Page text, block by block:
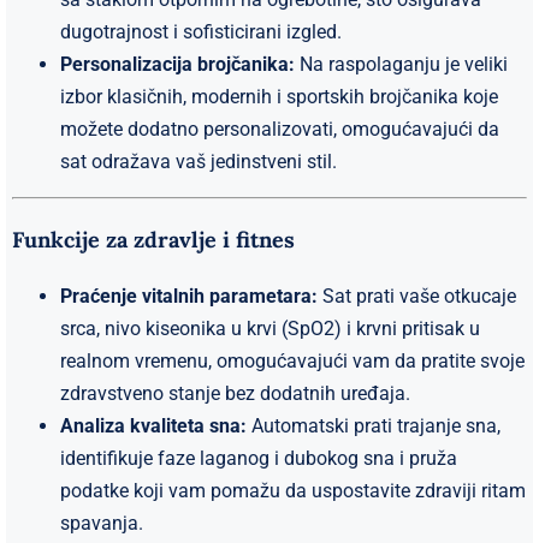
dugotrajnost i sofisticirani izgled.
Personalizacija brojčanika: Na raspolaganju je veliki
izbor klasičnih, modernih i sportskih brojčanika koje
možete dodatno personalizovati, omogućavajući da
sat odražava vaš jedinstveni stil.
Funkcije za zdravlje i fitnes
Praćenje vitalnih parametara: Sat prati vaše otkucaje
srca, nivo kiseonika u krvi (SpO2) i krvni pritisak u
realnom vremenu, omogućavajući vam da pratite svoje
zdravstveno stanje bez dodatnih uređaja.
Analiza kvaliteta sna: Automatski prati trajanje sna,
identifikuje faze laganog i dubokog sna i pruža
podatke koji vam pomažu da uspostavite zdraviji ritam
spavanja.